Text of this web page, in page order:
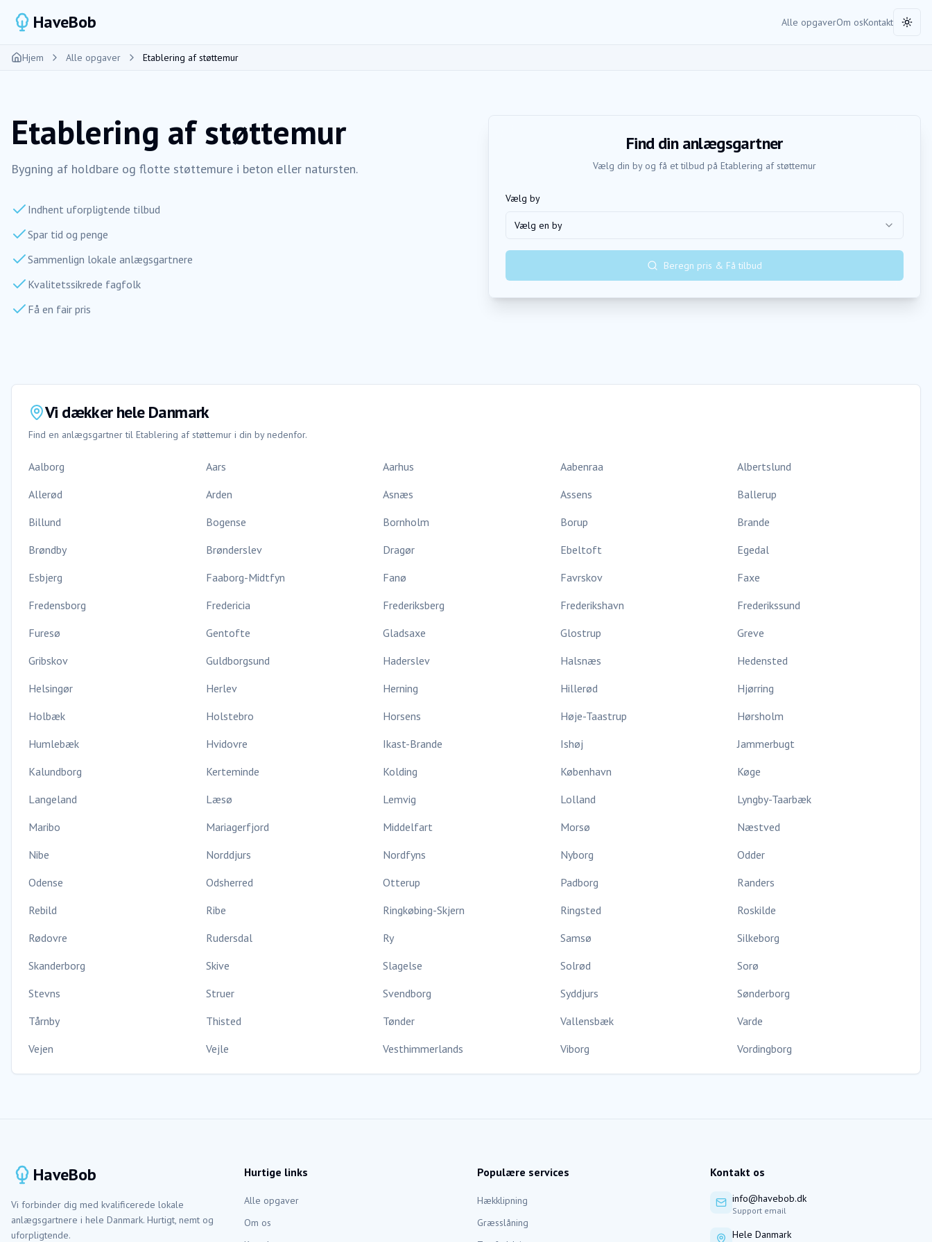
HaveBob Alle opgaverOm osKontakt
Hjem Alle opgaver Etablering af støttemur
Etablering af støttemur
Bygning af holdbare og flotte støttemure i beton eller natursten.
Indhent uforpligtende tilbud
Spar tid og penge
Sammenlign lokale anlægsgartnere
Kvalitetssikrede fagfolk
Få en fair pris
Find din anlægsgartner
Vælg din by og få et tilbud på Etablering af støttemur
Vælg by
Vælg en by
Beregn pris & Få tilbud
Vi dækker hele Danmark
Find en anlægsgartner til Etablering af støttemur i din by nedenfor.
Aalborg Aars Aarhus Aabenraa
Albertslund
Allerød
Arden Asnæs Assens
Ballerup
Billund
Bogense Bornholm Borup
Brande
Brøndby
Brønderslev Dragør Ebeltoft
Egedal
Esbjerg
Faaborg-Midtfyn Fanø Favrskov
Faxe
Fredensborg
Fredericia Frederiksberg Frederikshavn
Frederikssund
Furesø
Gentofte Gladsaxe Glostrup
Greve
Gribskov
Guldborgsund Haderslev Halsnæs
Hedensted
Helsingør
Herlev Herning Hillerød
Hjørring
Holbæk
Holstebro Horsens Høje-Taastrup
Hørsholm
Humlebæk
Hvidovre Ikast-Brande Ishøj
Jammerbugt
Kalundborg
Kerteminde Kolding København
Køge
Langeland
Læsø Lemvig Lolland
Lyngby-Taarbæk
Maribo
Mariagerfjord Middelfart Morsø
Næstved
Nibe
Norddjurs Nordfyns Nyborg
Odder
Odense
Odsherred Otterup Padborg
Randers
Rebild
Ribe Ringkøbing-Skjern Ringsted
Roskilde
Rødovre
Rudersdal Ry Samsø
Silkeborg
Skanderborg
Skive Slagelse Solrød
Sorø
Stevns
Struer Svendborg Syddjurs
Sønderborg
Tårnby
Thisted Tønder Vallensbæk
Varde
Vejen
Vejle Vesthimmerlands Viborg Vordingborg
HaveBob
Vi forbinder dig med kvalificerede lokale
anlægsgartnere i hele Danmark. Hurtigt, nemt og
uforpligtende.
Hurtige links
Alle opgaver
Om os
Populære services
Hækklipning
Græsslåning
Kontakt os
info@havebob.dk
Support email
Hele Danmark